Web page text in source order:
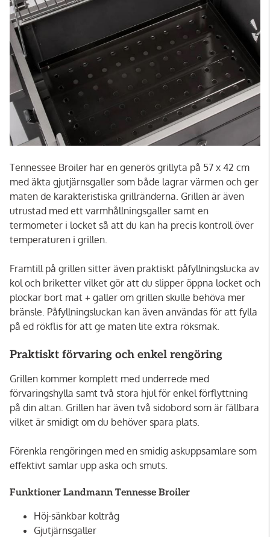
Tennessee Broiler har en generös grillyta på 57 x 42 cm
med äkta gjutjärnsgaller som både lagrar värmen och ger
maten de karakteristiska grillränderna. Grillen är även
utrustad med ett varmhållningsgaller samt en
termometer i locket så att du kan ha precis kontroll över
temperaturen i grillen.
Framtill på grillen sitter även praktiskt påfyllningslucka av
kol och briketter vilket gör att du slipper öppna locket och
plockar bort mat + galler om grillen skulle behöva mer
bränsle. Påfyllningsluckan kan även användas för att fylla
på ed rökflis för att ge maten lite extra röksmak.
Praktiskt förvaring och enkel rengöring
Grillen kommer komplett med underrede med
förvaringshylla samt två stora hjul för enkel förflyttning
på din altan. Grillen har även två sidobord som är fällbara
vilket är smidigt om du behöver spara plats.
Förenkla rengöringen med en smidig askuppsamlare som
effektivt samlar upp aska och smuts.
Funktioner Landmann Tennesse Broiler
Höj-sänkbar koltråg
Gjutjärnsgaller